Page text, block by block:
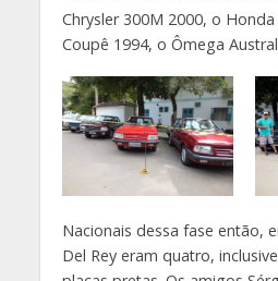
Chrysler 300M 2000, o Honda
Coupê 1994, o Ômega
Nacionais dessa fase então,
Del Rey eram quatro,